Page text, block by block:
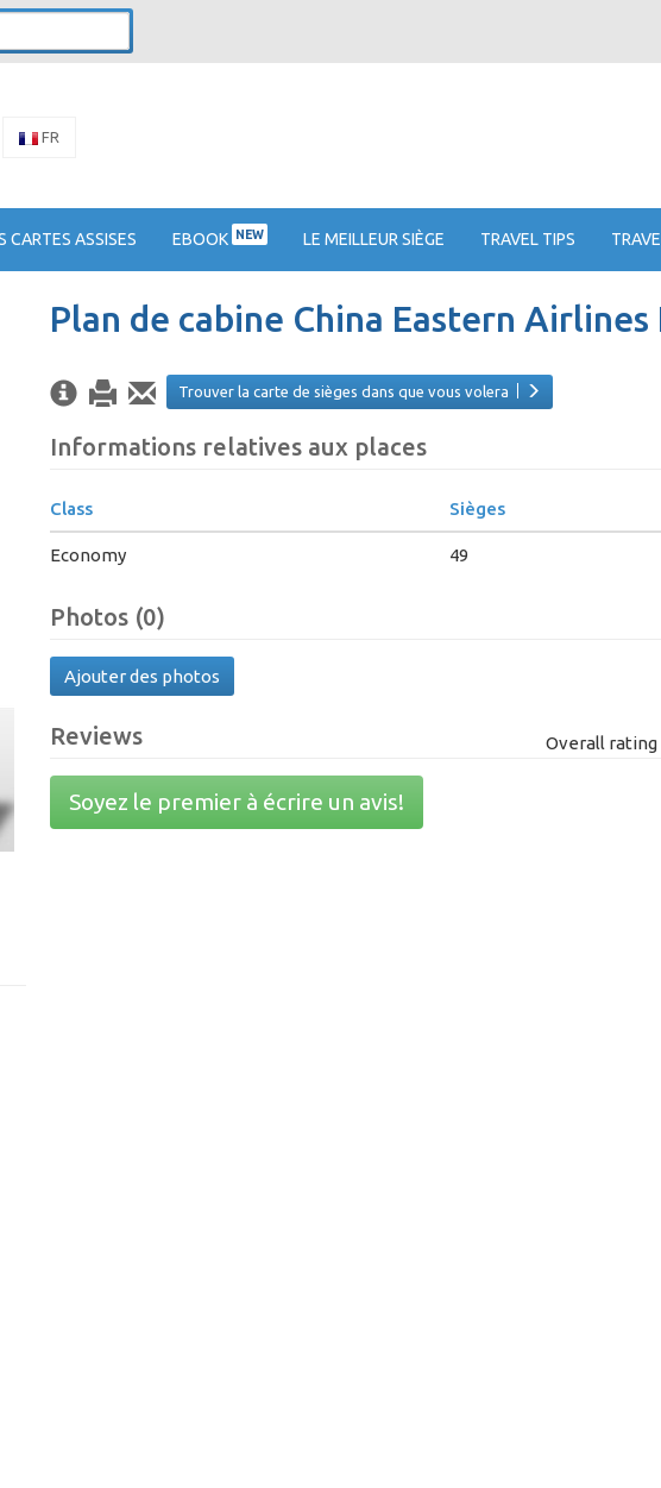
FR
CARTES ASSISES EBOOK NEW LE MEILLEUR SIÈGE TRAVEL TIPS
Plan de cabine China Eastern
Trouver la carte de sièges dans que vous volera
Informations relatives aux places
Class Sièges
Economy 49
Photos (0)
Ajouter des photos
Overall
Reviews
Soyez le premier à écrire un avis!